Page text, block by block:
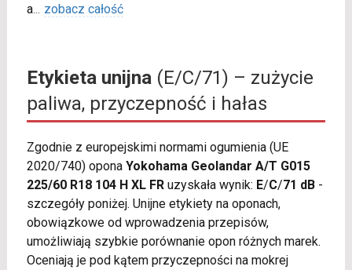
a... zobacz całość
Etykieta unijna(E/C/71) – zużycie
paliwa, przyczepność i hałas
Zgodnie z europejskimi normami ogumienia (UE
2020/740) opona Yokohama Geolandar A/T G015
225/60 R18 104 H XL FRuzyskała wynik: E/C/71 dB-
szczegóły poniżej. Unijne etykiety na oponach,
obowiązkowe od wprowadzenia przepisów,
umożliwiają szybkie porównanie opon różnych marek.
Oceniają je pod kątem przyczepności na mokrej